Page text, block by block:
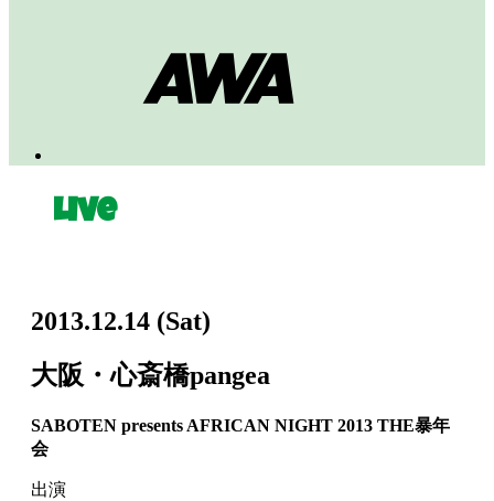
Live
2013.12.14 (Sat)
大阪・心斎橋pangea
SABOTEN presents AFRICAN NIGHT 2013 THE暴年
会
出演